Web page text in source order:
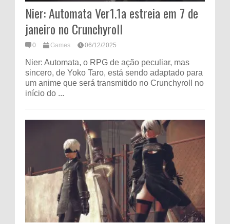
Nier: Automata Ver1.1a estreia em 7 de
janeiro no Crunchyroll
0 Games 06/12/2025
Nier: Automata, o RPG de ação peculiar, mas
sincero, de Yoko Taro, está sendo adaptado para
um anime que será transmitido no Crunchyroll no
início do ...